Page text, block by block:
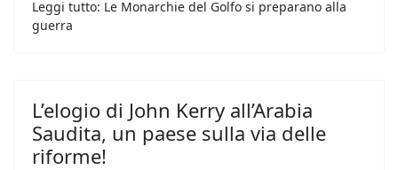
Leggi tutto: Le Monarchie del Golfo si preparano alla
guerra
L’elogio di John Kerry all’Arabia
Saudita, un paese sulla via delle
riforme!